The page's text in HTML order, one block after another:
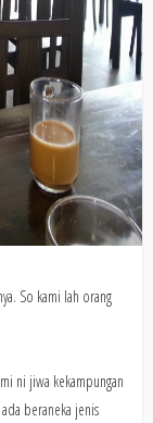
So kami lah orang
ni jiwa kekampungan
beraneka jenis